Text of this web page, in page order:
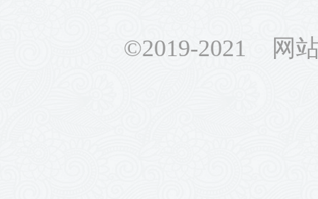
©2019-2021 网